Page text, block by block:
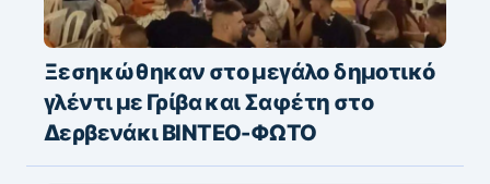
Ξεσηκώθηκαν στο μεγάλο δημοτικό
γλέντι με Γρίβα και Σαφέτη στο
Δερβενάκι ΒΙΝΤΕΟ-ΦΩΤΟ